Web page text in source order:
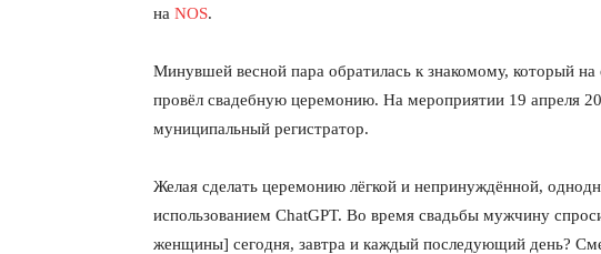
на NOS.
Минувшей весной пара обратилась к знакомому, который
провёл свадебную церемонию. На мероприятии 19 апреля
муниципальный регистратор.
Желая сделать церемонию лёгкой и непринуждённой,
использованием ChatGPT. Во время свадьбы мужчину
женщины] сегодня, завтра и каждый последующий день?